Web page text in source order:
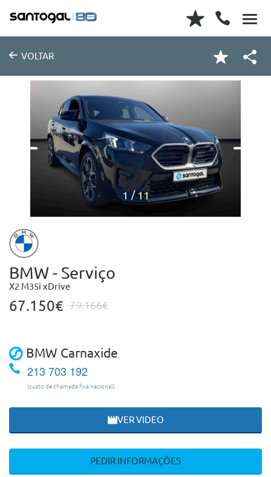
VOLTAR
1 11
BMW - Serviço
X2 M35i xDrive
67.150€ 79.166€
BMW Carnaxide
213 703 192
(custo de chamada fixa nacional)
VER VIDEO
PEDIR INFORMAÇÕES